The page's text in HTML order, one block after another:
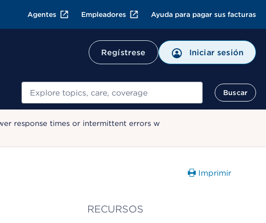
Agentes Empleadores Ayuda para pagar sus facturas
Regístrese Iniciar sesión
Buscar
response times or intermittent errors w
Imprimir
RECURSOS